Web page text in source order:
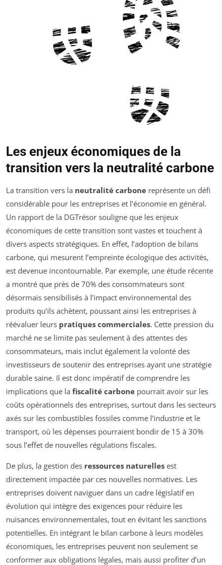
Les enjeux économiques de la
transition vers la neutralité carbone
La transition vers la neutralité carbone représente un défi
considérable pour les entreprises et l’économie en général.
Un rapport de la DGTrésor souligne que les enjeux
économiques de cette transition sont vastes et touchent à
divers aspects stratégiques. En effet, l’adoption de bilans
carbone, qui mesurent l’empreinte écologique des activités,
est devenue incontournable. Par exemple, une étude récente
a montré que près de 70% des consommateurs sont
désormais sensibilisés à l’impact environnemental des
produits qu’ils achètent, poussant ainsi les entreprises à
réévaluer leurs pratiques commerciales. Cette pression du
marché ne se limite pas seulement à des attentes des
consommateurs, mais inclut également la volonté des
investisseurs de soutenir des entreprises ayant une stratégie
durable saine. Il est donc impératif de comprendre les
implications que la fiscalité carbone pourrait avoir sur les
coûts opérationnels des entreprises, surtout dans les secteurs
axés sur les combustibles fossiles comme l’industrie et le
transport, où les dépenses pourraient bondir de 15 à 30%
sous l’effet de nouvelles régulations fiscales.
De plus, la gestion des ressources naturelles est
directement impactée par ces nouvelles normatives. Les
entreprises doivent naviguer dans un cadre législatif en
évolution qui intègre des exigences pour réduire les
nuisances environnementales, tout en évitant les sanctions
potentielles. En intégrant le bilan carbone à leurs modèles
économiques, les entreprises peuvent non seulement se
conformer aux obligations légales, mais aussi profiter d’un